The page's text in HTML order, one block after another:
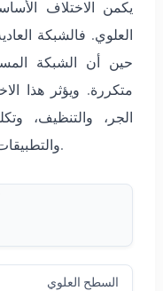
يكمن الاختلاف
العلوي. فالشبكة
حين أن الشبكة
متكررة. ويؤثر هذا
الجر، والتنظيف،
والتطبيقات التي يُختار كل سطح من أجلها عادةً.
السطح العلوي